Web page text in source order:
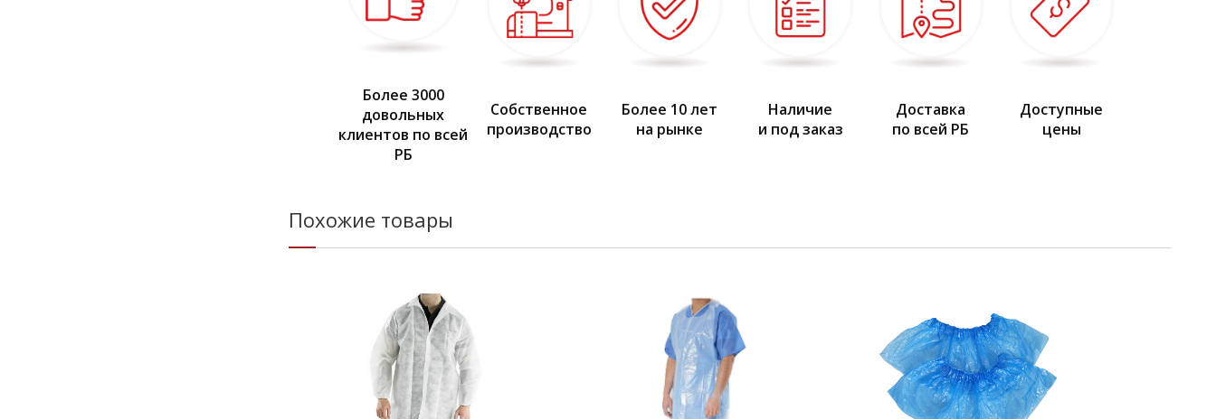
Более 3000
довольных
клиентов по всей
РБ
Собственное
производство
Более 10 лет
на рынке
Наличие
и под заказ
Доставка
по всей РБ
Доступные
цены
Похожие товары